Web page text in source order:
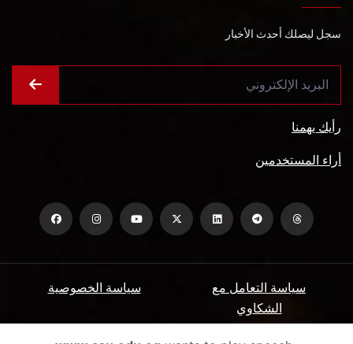
سجل ليصلك أحدث الأخبار
رأيك يهمنا
أراء المستخدمين
سياسة الخصوصية
سياسة التعامل مع
الشكاوي
الأسئلة الشائعة ميثاق المتعاملين